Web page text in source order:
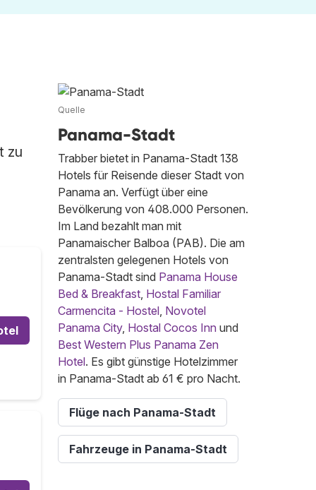
zu
Quelle
Panama-Stadt
Trabber bietet in Panama-Stadt 138
Hotels für Reisende dieser Stadt von
Panama an. Verfügt über eine
Bevölkerung von 408.000 Personen.
Im Land bezahlt man mit
Panamaischer Balboa (PAB). Die am
zentralsten gelegenen Hotels von
Panama-Stadt sind Panama House
Bed & Breakfast, Hostal Familiar
Carmencita - Hostel, Novotel
Panama City, Hostal Cocos Inn und
Best Western Plus Panama Zen
Hotel. Es gibt günstige Hotelzimmer
in Panama-Stadt ab 61 € pro Nacht.
Flüge nach Panama-Stadt
Fahrzeuge in Panama-Stadt